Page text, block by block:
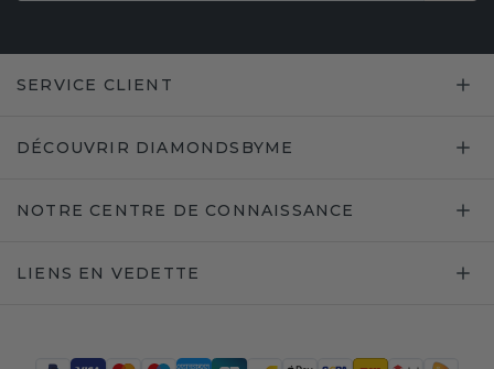
SERVICE CLIENT
DÉCOUVRIR DIAMONDSBYME
NOTRE CENTRE DE CONNAISSANCE
LIENS EN VEDETTE